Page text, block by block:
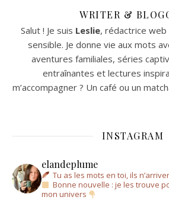
WRITER &
Salut ! Je suis Leslie, rédactrice
sensible. Je donne vie aux mots
aventures familiales, séries
entraînantes et lectures
m’accompagner ? Un café ou un
INSTAGRAM
elandeplume
Tu as les mots en toi, ils
Bonne nouvelle : je les trouve
mon univers